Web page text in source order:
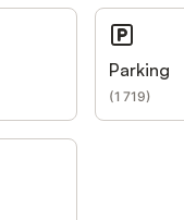
Parking
(1 719)